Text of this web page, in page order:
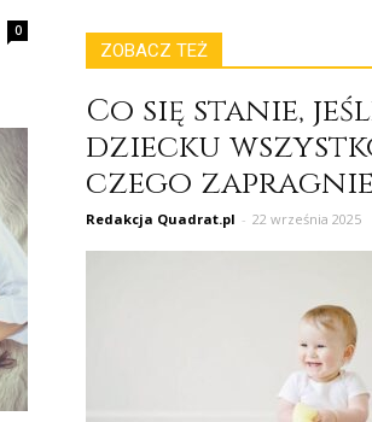
0
ZOBACZ TEŻ
Co się stanie,
dziecku
czego
Redakcja Quadrat.pl - 22 września 2025